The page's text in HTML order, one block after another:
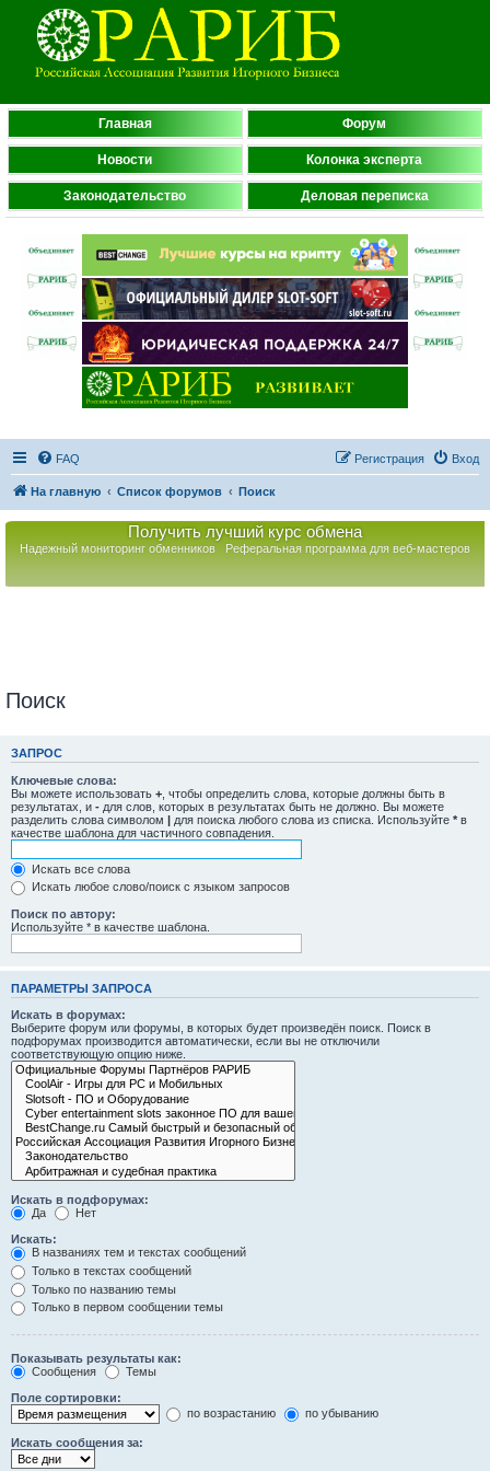
Главная Форум
Новости Колонка эксперта
Законодательство Деловая переписка
FAQ Вход
Регистрация
На главную Список форумов Поиск
Получить лучший курс обмена
Надежный мониторинг обменников Реферальная программа для веб-мастеров
Поиск
ЗАПРОС
Ключевые слова:
Вы можете использовать + , чтобы определить слова, которые должны быть в
результатах, и - для слов, которых в результатах быть не должно. Вы можете
разделить слова символом | для поиска любого слова из списка. Используйте * в
качестве шаблона для частичного совпадения.
Искать все слова
Искать любое слово/поиск с языком запросов
Поиск по автору:
Используйте * в качестве шаблона.
ПАРАМЕТРЫ ЗАПРОСА
Искать в форумах:
Выберите форум или форумы, в которых будет произведён поиск. Поиск в
подфорумах производится автоматически, если вы не отключили
соответствующую опцию ниже.
Искать в подфорумах:
Да
Нет
Искать:
В названиях тем и текстах сообщений
Только в текстах сообщений
Только по названию темы
Только в первом сообщении темы
Показывать результаты как:
Сообщения
Темы
Поле сортировки:
по возрастанию
по убыванию
Искать сообщения за: